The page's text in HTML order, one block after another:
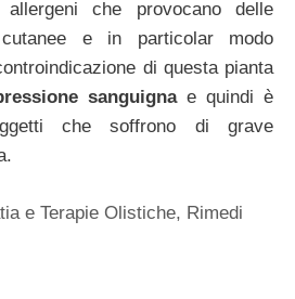
che provocano delle
e in particolar modo
di questa pianta
sanguignae quindi è
che soffrono di grave
e Terapie Olistiche, Rimedi